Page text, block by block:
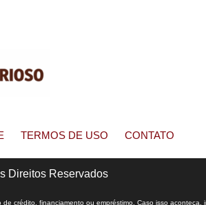
TERMOS DE USO CONTATO
Direitos Reservados
crédito, financiamento ou empréstimo. Caso isso aconteça,